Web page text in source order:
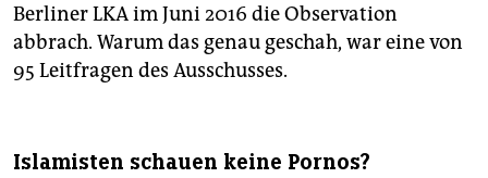
Berliner LKA im Juni 2016 die Observation
abbrach. Warum das genau geschah, war eine von
95 Leitfragen des Ausschusses.
Islamisten schauen keine Pornos?